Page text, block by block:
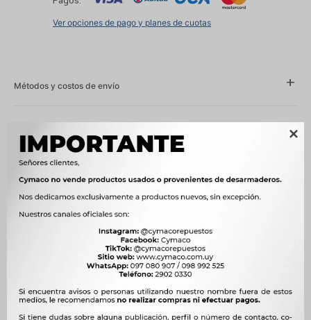

Ver opciones de pago y planes de cuotas
Métodos y costos de envío
Año 2017 - 2021
Compatibilidad RENAULT
1.0 12V B4D NAFTA